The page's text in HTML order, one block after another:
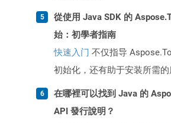
從使用 Java SDK 的
始：初學者指南
快速入门 不仅指导
初始化，还有助于安装所需的
在哪裡可以找到 Java 的
API 發行說明？